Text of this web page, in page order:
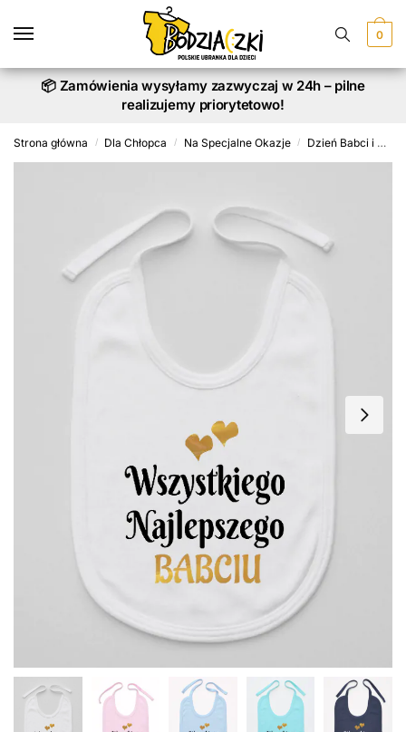
0
📦 Zamówienia wysyłamy zazwyczaj w 24h – pilne
realizujemy priorytetowo!
Strona główna / Dla Chłopca / Na Specjalne Okazje / Dzień Babci i Dziadka